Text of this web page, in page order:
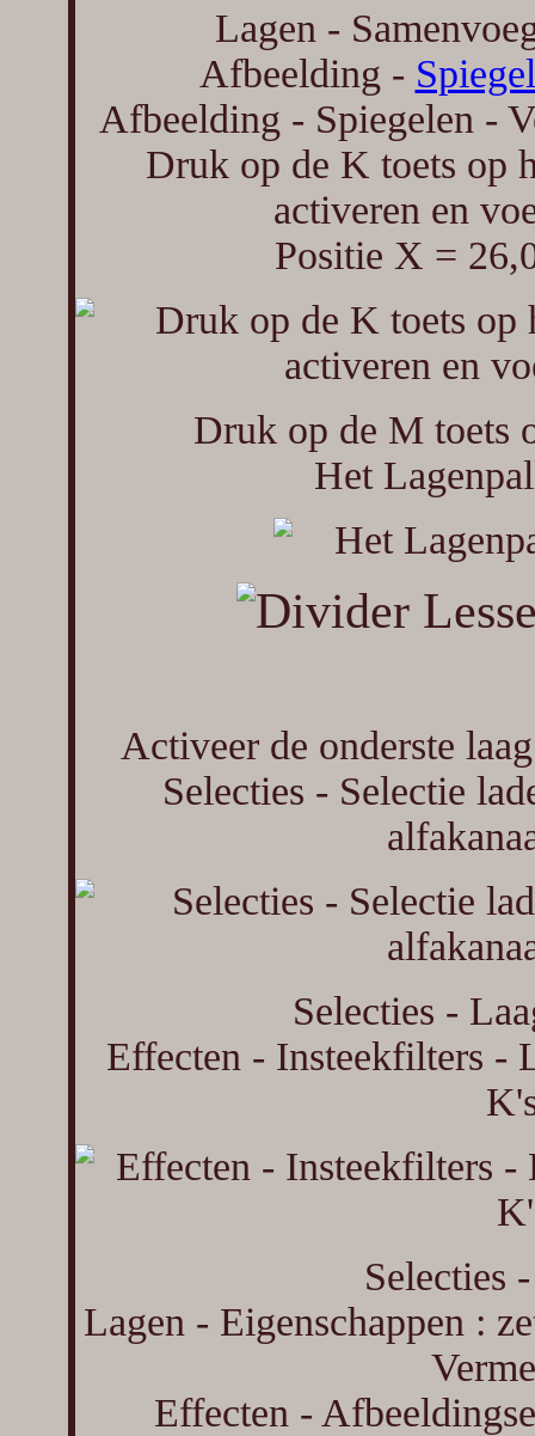
Lagen -
Afbeelding -
Afbeelding - Spiegelen -
Druk op de K toets op
activeren en
Positie X =
Druk op de M toets
Het
Activeer de onderste
Selecties - Selectie
Selecties -
Effecten - Insteekfilters -
Selecties
Lagen - Eigenschappen :
Effecten -